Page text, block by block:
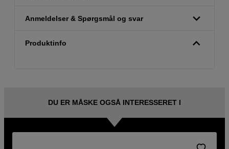
Anmeldelser & Spørgsmål og svar
Produktinfo
DU ER MÅSKE OGSÅ INTERESSERET I